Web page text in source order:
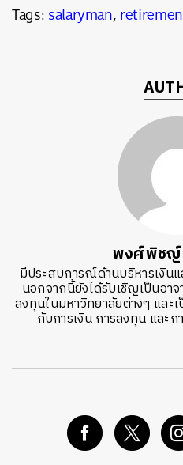
Tags:salaryman,
พงศ์พิช
มีประสบการณ์ด้านบริหารเงิน
นอกจากนี้ยังได้รับเชิญเป็นอา
ลงทุนในมหาวิทยาลัยต่างๆ และ
กับการเงิน การลงทุน และ